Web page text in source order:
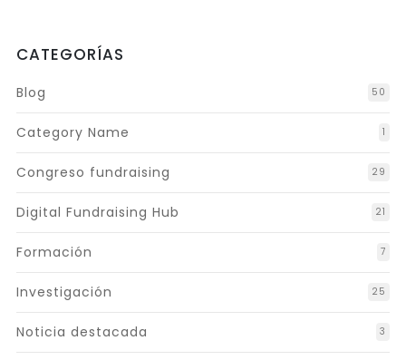
CATEGORÍAS
Blog 50
Category Name 1
Congreso fundraising 29
Digital Fundraising Hub 21
Formación 7
Investigación 25
Noticia destacada 3